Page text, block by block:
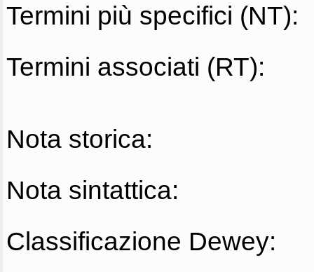
Termini più specifici (NT):
Termini associati (RT):
Nota storica:
Nota sintattica:
Classificazione Dewey: